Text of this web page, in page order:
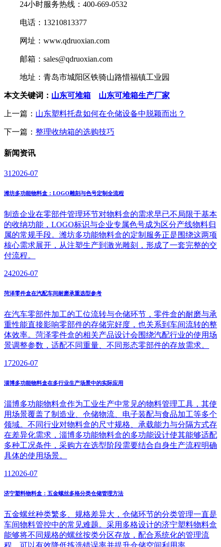
24小时服务热线：400-669-0532
电话：13210813377
网址：www.qdruoxian.com
邮箱：sales@qdruoxian.com
地址：青岛市城阳区铁骑山路惜福镇工业园
本文关键词： 山东可堆箱 山东可堆箱生产厂家
上一篇： 山东塑料托盘如何在仓储设备中脱颖而出？
下一篇： 整理收纳箱的选购技巧
新闻资讯
31 2026-07
潍坊多功能物料盒：LOGO雕刻与色号定制全流程
制造企业在零部件管理环节对物料盒的需求早已不局限于基本
的收纳功能，LOGO标识与企业专属色号成为区分产线物料归
属的常规手段。潍坊多功能物料盒的定制服务正是围绕这两项
核心需求展开，从注塑生产到激光雕刻，形成了一套完整的交
付流程。
242026-07
菏泽零件盒在汽配车间耐磨承重选型参考
在汽车零部件加工的工位流转与仓储环节，零件盒的耐磨与承
重性能直接影响零部件的存储完好度，也关系到车间流转的整
体效率。菏泽零件盒的相关产品设计会围绕汽配行业的使用场
景调整参数，适配不同重量、不同形态零部件的存放需求。
172026-07
淄博多功能物料盒在多行业生产场景中的实际应用
淄博多功能物料盒作为工业生产中常见的物料管理工具，其使
用场景覆盖了制造业、仓储物流、电子装配与食品加工等多个
领域。不同行业对物料盒的尺寸规格、承载能力与分隔方式存
在差异化需求，淄博多功能物料盒的多功能设计使其能够适配
多种工况条件，采购方在选型阶段需要结合自身生产流程明确
具体的使用场景。
11 2026-07
济宁塑料物料盒：五金螺丝多格分类仓储管理方法
五金螺丝种类繁多、规格差异大，仓储环节的分类管理一直是
车间物料管控中的常见难题。采用多格设计的济宁塑料物料盒
能够将不同规格的螺丝按类分区存放，配合系统化的管理流
程，可以有效降低拣选错误率并提升仓储空间利用率。